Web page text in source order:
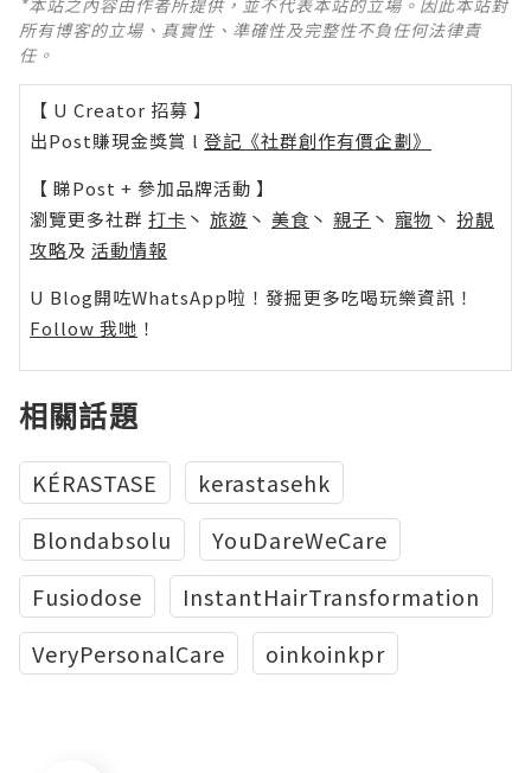
所有博客的立場、真實性、準確性及完整性不負任何法律責
任。
【 U Creator 招募 】
出Post賺現金獎賞 l 登記《社群創作有價企劃》
【 睇Post + 參加品牌活動 】
瀏覽更多社群 打卡 丶 旅遊 丶 美食 丶 親子 丶 寵物 丶 扮靚
攻略及 活動情報
U Blog開咗WhatsApp啦！發掘更多吃喝玩樂資訊！
Follow 我哋 ！
相關話題
KÉRASTASE
kerastasehk
Blondabsolu
YouDareWeCare
Fusiodose
InstantHairTransformation
VeryPersonalCare
oinkoinkpr